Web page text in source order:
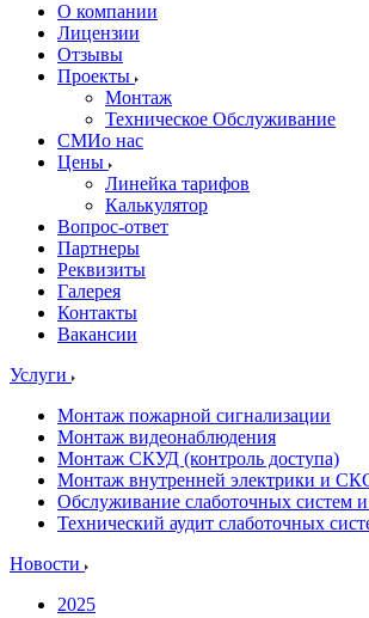
О компании
Лицензии
Отзывы
Проекты
Монтаж
Техническое Обслуживание
СМИо нас
Цены
Линейка тарифов
Калькулятор
Вопрос-ответ
Партнеры
Реквизиты
Галерея
Контакты
Вакансии
Услуги
Монтаж пожарной сигнализации
Монтаж видеонаблюдения
Монтаж СКУД (контроль доступа)
Монтаж внутренней электрики и
Обслуживание слаботочных систем и
Технический аудит слаботочных
Новости
2025